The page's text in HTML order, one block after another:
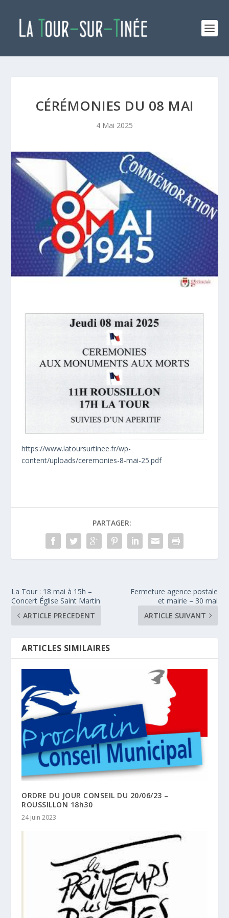
CÉRÉMONIES DU 08 MAI
4 Mai 2025
https://www.latoursurtinee.fr/wp-
content/uploads/ceremonies-8-mai-25.pdf
PARTAGER:
La Tour : 18 mai à 15h –
Concert Église Saint Martin
ARTICLE PRECEDENT
Fermeture agence postale
et mairie – 30 mai
ARTICLE SUIVANT
ARTICLES SIMILAIRES
ORDRE DU JOUR CONSEIL DU 20/06/23 –
ROUSSILLON 18h30
24 juin 2023